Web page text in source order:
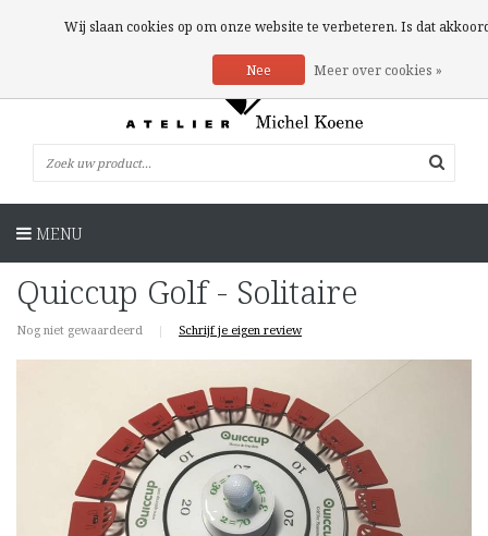
0 Artikelen
MENU
Quiccup Golf - Solitaire
Nog niet gewaardeerd | Schrijf je eigen review
Wij slaan cookies op om onze website te verbeteren. Is dat
Nee Meer over cookies »